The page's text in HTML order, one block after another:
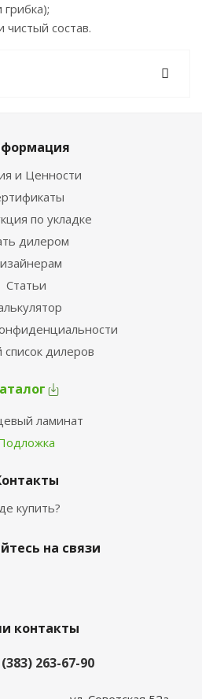
чистый состав.
и Ценности
по укладке
дилером
Статьи
дилеров
ламинат
купить?
на связи
контакты
263-67-90